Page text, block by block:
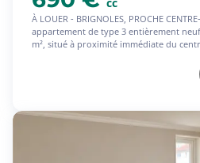
À LOUER - BRIGNOLES, PROCHE CENTRE-VILLE
appartement de type 3 entièrement
m², situé à proximité immédiate du
avec possibilités de stationnement à
cuisine aménagée et équipée avec goût,
convivial ; Au premier étage : une
attenante. - Logement entièrement rénové, offrant des prestations
modernes et un agencement optimisé. - Disponible immédiatement -
Prévoir 15 ? par mois au titre de la taxe